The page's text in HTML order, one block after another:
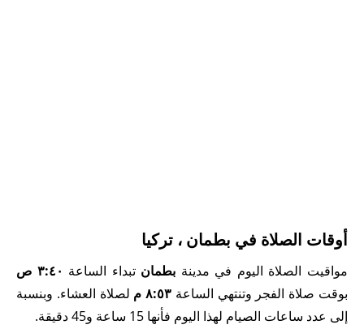
أوقات الصلاة في بطمان ، تركيا
مواقيت الصلاة اليوم في مدينة بطمان تبداء الساعة ٣:٤٠ ص
بوقت صلاة الفجر وتنتهي الساعة ٨:٥٣ م
لصلاة العشاء. وبنسبة
إلى عدد ساعات الصيام لهذا اليوم فأنها 15 ساعة و45 دقيقة.